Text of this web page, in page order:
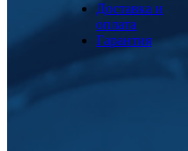
Доставка и
оплата
Гарантия